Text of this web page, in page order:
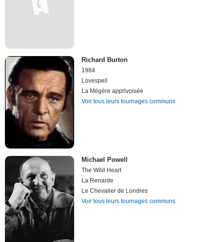
Richard Burton
1984
Lovespell
La Mégère apprivoisée
Voir tous leurs tournages communs
Michael Powell
The Wild Heart
La Renarde
Le Chevalier de Londres
Voir tous leurs tournages communs